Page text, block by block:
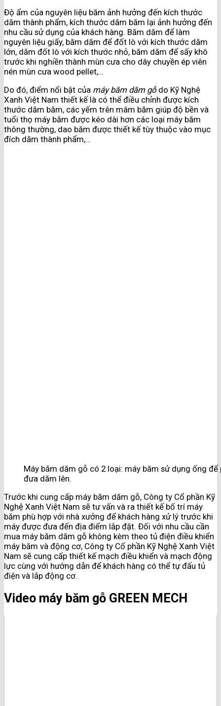
Độ ẩm của nguyên liệu băm ảnh hưởng đến kích thước
dăm thành phẩm, kích thước dăm băm lại ảnh hưởng đến
nhu cầu sử dụng của khách hàng. Băm dăm để làm
nguyên liệu giấy, băm dăm để đốt lò với kích thước dăm
lớn, dăm đốt lò với kích thước nhỏ, băm dăm để sấy khô
trước khi nghiền thành mùn cưa cho dây chuyền ép viên
nén mùn cưa wood pellet,…
Do đó, điểm nổi bật của máy băm dăm gỗdo Kỹ Nghệ
Xanh Việt Nam thiết kế là có thể điều chỉnh được kích
thước dăm băm, các yếm trên mâm băm giúp độ bền và
tuổi thọ máy băm được kéo dài hơn các loại máy băm
thông thường, dao băm được thiết kế tùy thuộc vào mục
đích dăm thành phẩm,…
Máy băm dăm gỗ có 2 loại: máy băm sử dụng ống
đưa dăm lên.
Trước khi cung cấp máy băm dăm gỗ, Công ty Cổ phần Kỹ
Nghệ Xanh Việt Nam sẽ tư vấn và ra thiết kế bố trí máy
băm phù hợp với nhà xưởng để khách hàng xử lý trước khi
máy được đưa đến địa điểm lắp đặt. Đối với nhu cầu cần
mua máy băm dăm gỗ không kèm theo tủ điện điều khiển
máy băm và động cơ, Công ty Cổ phần Kỹ Nghệ Xanh Việt
Nam sẽ cung cấp thiết kế mạch điều khiển và mạch động
lực cùng với hướng dẫn để khách hàng có thể tự đấu tủ
điện và lắp động cơ.
Video máy băm gỗ GREEN MECH